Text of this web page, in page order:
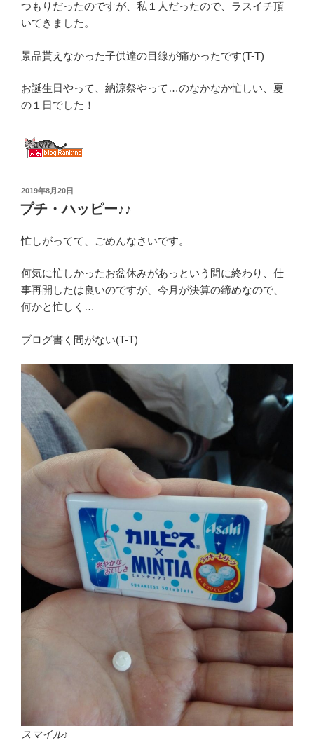
つもりだったのですが、私１人だったので、ラスイチ頂
いてきました。
景品貰えなかった子供達の目線が痛かったです(T-T)
お誕生日やって、納涼祭やって…のなかなか忙しい、夏
の１日でした！
投
稿
日:
2019年8月20日
プチ・ハッピー♪♪
忙しがってて、ごめんなさいです。
何気に忙しかったお盆休みがあっという間に終わり、仕
事再開したは良いのですが、今月が決算の締めなので、
何かと忙しく…
ブログ書く間がない(T-T)
スマイル♪